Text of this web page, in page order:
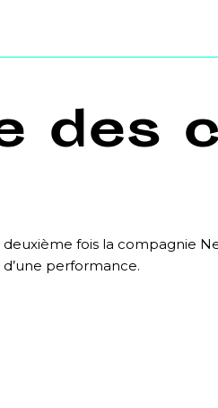
des
deuxième fois la compagnie
performance.